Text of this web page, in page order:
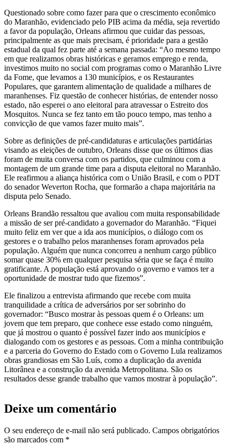
Questionado sobre como fazer para que o crescimento econômico
do Maranhão, evidenciado pelo PIB acima da média, seja revertido
a favor da população, Orleans afirmou que cuidar das pessoas,
principalmente as que mais precisam, é prioridade para a gestão
estadual da qual fez parte até a semana passada: “Ao mesmo tempo
em que realizamos obras históricas e geramos emprego e renda,
investimos muito no social com programas como o Maranhão Livre
da Fome, que levamos a 130 municípios, e os Restaurantes
Populares, que garantem alimentação de qualidade a milhares de
maranhenses. Fiz questão de conhecer histórias, de entender nosso
estado, não esperei o ano eleitoral para atravessar o Estreito dos
Mosquitos. Nunca se fez tanto em tão pouco tempo, mas tenho a
convicção de que vamos fazer muito mais”.
Sobre as definições de pré-candidaturas e articulações partidárias
visando as eleições de outubro, Orleans disse que os últimos dias
foram de muita conversa com os partidos, que culminou com a
montagem de um grande time para a disputa eleitoral no Maranhão.
Ele reafirmou a aliança histórica com o União Brasil, e com o PDT
do senador Weverton Rocha, que formarão a chapa majoritária na
disputa pelo Senado.
Orleans Brandão ressaltou que avaliou com muita responsabilidade
a missão de ser pré-candidato a governador do Maranhão. “Fiquei
muito feliz em ver que a ida aos municípios, o diálogo com os
gestores e o trabalho pelos maranhenses foram aprovados pela
população. Alguém que nunca concorreu a nenhum cargo público
somar quase 30% em qualquer pesquisa séria que se faça é muito
gratificante. A população está aprovando o governo e vamos ter a
oportunidade de mostrar tudo que fizemos”.
Ele finalizou a entrevista afirmando que recebe com muita
tranquilidade a crítica de adversários por ser sobrinho do
governador: “Busco mostrar às pessoas quem é o Orleans: um
jovem que tem preparo, que conhece esse estado como ninguém,
que já mostrou o quanto é possível fazer indo aos municípios e
dialogando com os gestores e as pessoas. Com a minha contribuição
e a parceria do Governo do Estado com o Governo Lula realizamos
obras grandiosas em São Luís, como a duplicação da avenida
Litorânea e a construção da avenida Metropolitana. São os
resultados desse grande trabalho que vamos mostrar à população”.
Deixe um comentário
O seu endereço de e-mail não será publicado. Campos obrigatórios
são marcados com *